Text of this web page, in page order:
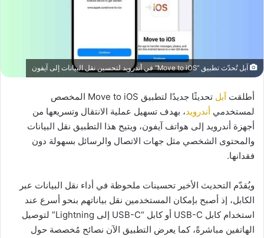
آبل تُحدّث تطبيق “Move to iOS” في أندرويد لتحسين نقل البيانات إلى آيفون
أطلقت آبل
تحديثًا جديدًا لتطبيق Move to iOS المخصص
لمستخدمي أندرويد، بهدف تسهيل عملية الانتقال وتسريعها من
أجهزة أندرويد إلى هواتف آيفون، ويتيح هذا التطبيق نقل البيانات
والمحتوى الشخصي مثل جهات الاتصال والرسائل بسهولة دون
فقدانها.
ويُقدّم التحديث الأخير تحسينات ملحوظة في أداء نقل البيانات عبر
الكابل، إذ أصبح بإمكان المستخدمين نقل بياناتهم بنحو أسرع عند
استخدام كابل USB-C أو كابل “USB-C إلى Lightning” لتوصيل
الهاتفين مباشرةً، كما يعرض التطبيق الآن نصائح مُخصصة حول